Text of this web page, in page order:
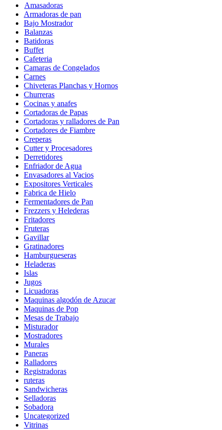
Amasadoras
Armadoras de pan
Bajo Mostrador
Balanzas
Batidoras
Buffet
Cafeteria
Camaras de Congelados
Carnes
Chiveteras Planchas y Hornos
Churreras
Cocinas y anafes
Cortadoras de Papas
Cortadoras y ralladores de Pan
Cortadores de Fiambre
Creperas
Cutter y Procesadores
Derretidores
Enfriador de Agua
Envasadores al Vacios
Expositores Verticales
Fabrica de Hielo
Fermentadores de Pan
Frezzers y Helederas
Fritadores
Fruteras
Gavillar
Gratinadores
Hamburgueseras
Heladeras
Islas
Jugos
Licuadoras
Maquinas algodón de Azucar
Maquinas de Pop
Mesas de Trabajo
Misturador
Mostradores
Murales
Paneras
Ralladores
Registradoras
ruteras
Sandwicheras
Selladoras
Sobadora
Uncategorized
Vitrinas